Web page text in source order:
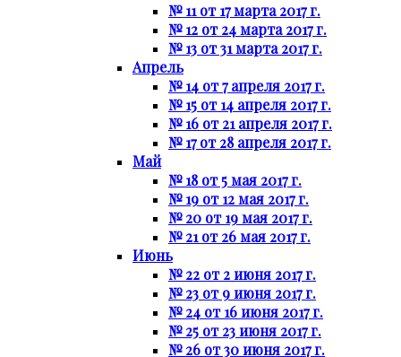
№ 11 от 17 марта 2017 г.
№ 12 от 24 марта 2017 г.
№ 13 от 31 марта 2017 г.
Апрель
№ 14 от 7 апреля 2017 г.
№ 15 от 14 апреля 2017 г.
№ 16 от 21 апреля 2017 г.
№ 17 от 28 апреля 2017 г.
Май
№ 18 от 5 мая 2017 г.
№ 19 от 12 мая 2017 г.
№ 20 от 19 мая 2017 г.
№ 21 от 26 мая 2017 г.
Июнь
№ 22 от 2 июня 2017 г.
№ 23 от 9 июня 2017 г.
№ 24 от 16 июня 2017 г.
№ 25 от 23 июня 2017 г.
№ 26 от 30 июня 2017 г.